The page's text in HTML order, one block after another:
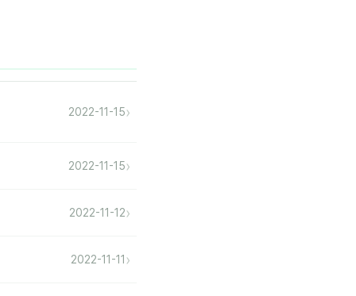
2022-11-15›
2022-11-15›
2022-11-12›
2022-11-11 ›